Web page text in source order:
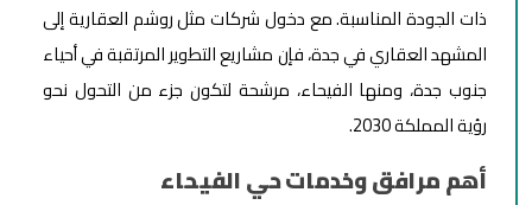
ذات الجودة المناسبة. مع دخول شركات مثل روشم العقارية إلى
المشهد العقاري في جدة، فإن مشاريع التطوير المرتقبة في أحياء
جنوب جدة، ومنها الفيحاء، مرشحة لتكون جزء من التحول نحو
رؤية المملكة 2030.
أهم مرافق وخدمات حي الفيحاء